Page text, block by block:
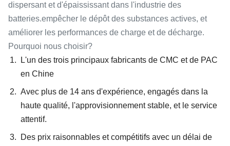
dispersant et d'épaississant dans l'industrie des
batteries.empêcher le dépôt des substances actives, et
améliorer les performances de charge et de décharge.
Pourquoi nous choisir?
L'un des trois principaux fabricants de CMC et de PAC
en Chine
Avec plus de 14 ans d'expérience, engagés dans la
haute qualité, l'approvisionnement stable, et le service
attentif.
Des prix raisonnables et compétitifs avec un délai de